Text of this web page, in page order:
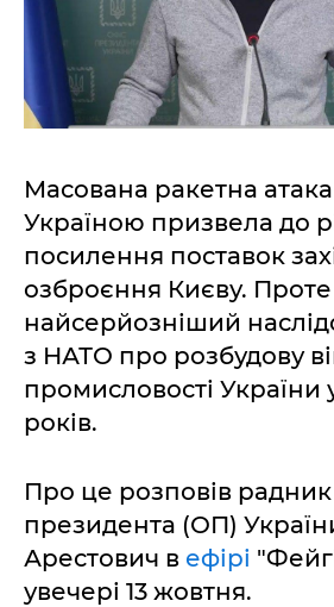
Масована ракетна
Україною призвела до
посилення поставок
озброєння Києву. Проте
найсерйозніший
з НАТО про розбудову
промисловості України
років.
Про це розповів
президента (ОП)
Арестович в ефірі
увечері 13 жовтня.